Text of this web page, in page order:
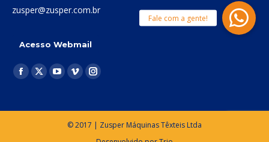
zusper@zusper.com.br
Acesso Webmail
Encontre-nos em:
Facebook
opens
X
opens
YouTube
opens
Vimeo
opens
in
Instagram
opens
in
© 2017 | Zusper Máquinas Têxteis Ltda